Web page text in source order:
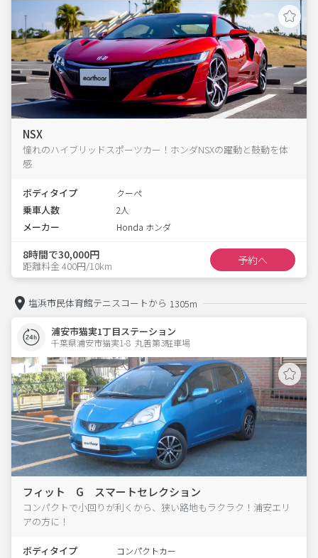
NSX
憧れのハイブリッドスポーツカー！ホンダNSXの躍動と鼓動を体
感
ボディタイプ クーペ
乗車人数 2人
メーカー Honda ホンダ
8時間で30,000円
距離料金 400円/10km 予約へ
塩浜市民体育館テニスコートから 1305m
浦安市猫実1丁目ステーション
千葉県浦安市猫実1-8  丸善第3駐車場
フィット G スマートセレクション
コンパクトで小回りが利くから、狭い路地もラクラク！浦安エリ
アの方に！
ボディタイプ コンパクトカー